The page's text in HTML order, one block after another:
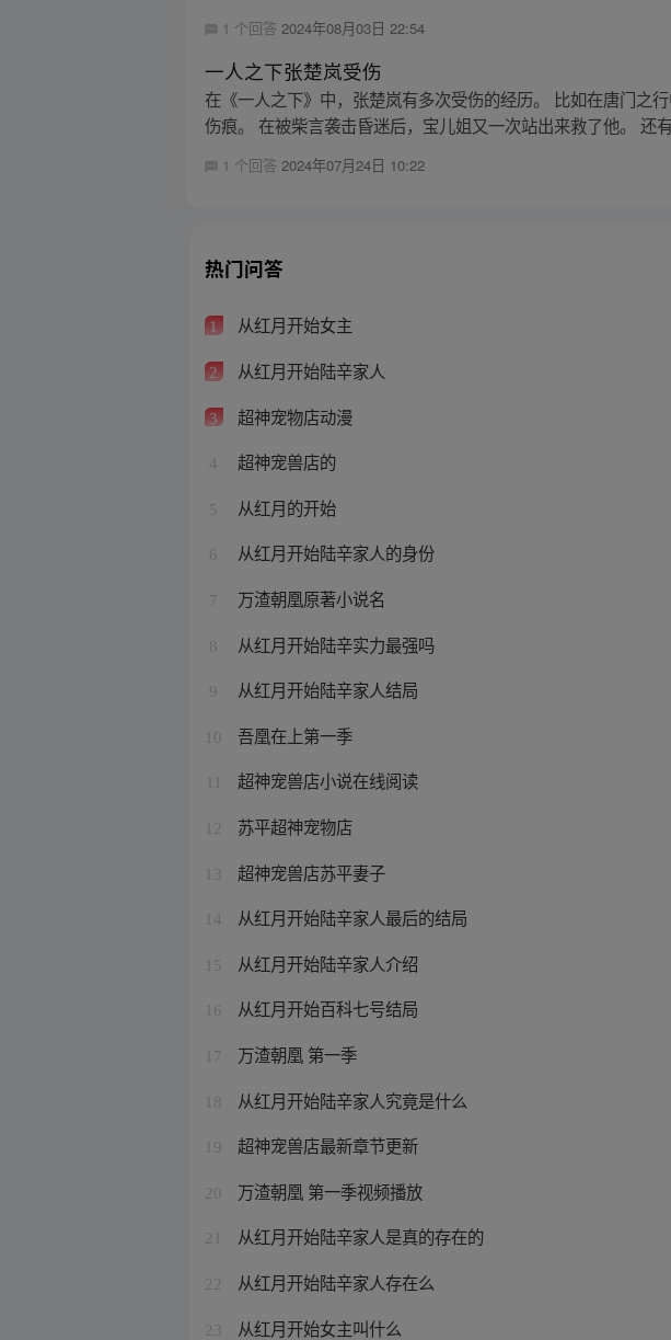
1 个回答 2024年08月03日 22:54
一人之下张楚岚受伤
在《一人之下》中，张楚岚有多次受伤的经历。 比如在唐门之
伤痕。 在被柴言袭击昏迷后，宝儿姐又一次站出来救了他。 还
1 个回答2024年07月24日 10:22
热门问答
1 从红月开始女主
2 从红月开始陆辛家人
3 超神宠物店动漫
4 超神宠兽店的
5 从红月的开始
6 从红月开始陆辛家人的身份
7 万渣朝凰原著小说名
8 从红月开始陆辛实力最强吗
9 从红月开始陆辛家人结局
10 吾凰在上第一季
超神宠兽店小说在线阅读
12 苏平超神宠物店
13 超神宠兽店苏平妻子
14 从红月开始陆辛家人最后的结局
15 从红月开始陆辛家人介绍
16 从红月开始百科七号结局
17 万渣朝凰 第一季
18 从红月开始陆辛家人究竟是什么
19 超神宠兽店最新章节更新
20 万渣朝凰 第一季视频播放
21 从红月开始陆辛家人是真的存在的
22 从红月开始陆辛家人存在么
23 从红月开始女主叫什么